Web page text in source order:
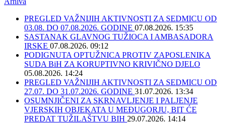
PREGLED VAŽNIJIH AKTIVNOSTI ZA SEDMICU OD
03.08. DO 07.08.2026. GODINE 07.08.2026. 15:35
SASTANAK GLAVNOG TUŽIOCA I AMBASADORA
IRSKE 07.08.2026. 09:12
PODIGNUTA OPTUŽNICA PROTIV ZAPOSLENIKA
SUDA BiH ZA KORUPTIVNO KRIVIČNO DJELO
05.08.2026. 14:24
PREGLED VAŽNIJIH AKTIVNOSTI ZA SEDMICU OD
27.07. DO 31.07.2026. GODINE 31.07.2026. 13:34
OSUMNJIČENI ZA SKRNAVLJENJE I PALJENJE
VJERSKIH OBJEKATA U MEĐUGORJU, BIT ĆE
PREDAT TUŽILAŠTVU BIH 29.07.2026. 14:14